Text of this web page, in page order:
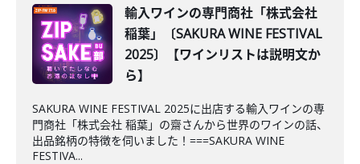
輸入ワインの専門商社「株式会社
稲葉」〔SAKURA WINE FESTIVAL
2025〕【ワインリストは説明文か
ら】
SAKURA WINE FESTIVAL 2025に出店する輸入ワインの専
門商社「株式会社 稲葉」の齋さんから世界のワインの話、
出品銘柄の特徴を伺いました！===SAKURA WINE
FESTIVA...